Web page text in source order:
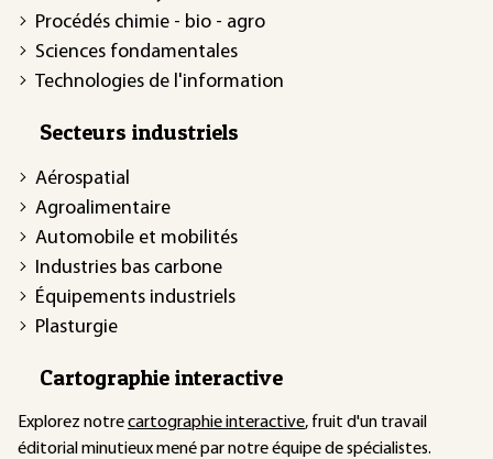
Procédés chimie - bio - agro
Sciences fondamentales
Technologies de l'information
Secteurs industriels
Aérospatial
Agroalimentaire
Automobile et mobilités
Industries bas carbone
Équipements industriels
Plasturgie
Cartographie interactive
Explorez notrecartographie interactive, fruit d'un travail
éditorial minutieux mené par notre équipe de spécialistes.